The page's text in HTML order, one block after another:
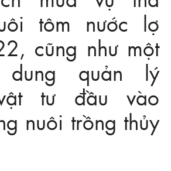
tôm nước lợ
cũng như một
quản lý
tư đầu vào
nuôi trồng thủy